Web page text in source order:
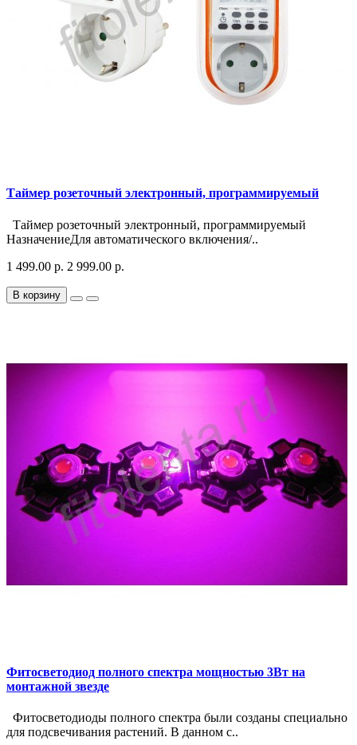
Таймер розеточный электронный, программируемый
Таймер розеточный электронный, программируемый
НазначениеДля автоматического включения/..
1 499.00 р. 2 999.00 р.
В корзину
Фитосветодиод полного спектра мощностью 3Вт на
монтажной звезде
Фитосветодиоды полного спектра были созданы специально
для подсвечивания растений. В данном с..